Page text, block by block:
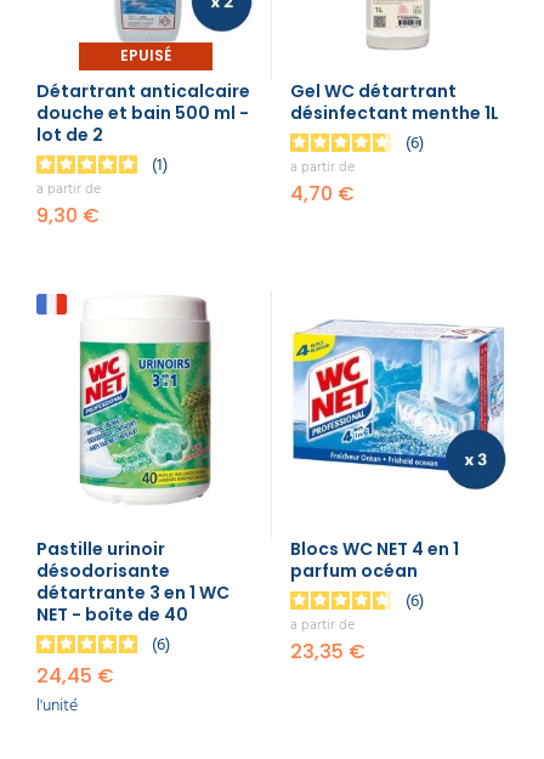
EPUISÉ
Détartrant anticalcaire
douche et bain 500 ml -
lot de 2
1
a partir de
9,30 €
Gel WC détartrant
désinfectant menthe 1L
6
a partir de
4,70 €
Pastille urinoir
désodorisante
détartrante 3 en 1 WC
NET - boîte de 40
6
24,45 €
l'unité
Blocs WC NET 4 en 1
parfum océan
6
a partir de
23,35 €